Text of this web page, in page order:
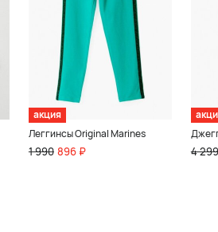
акция
Леггинсы Original Marines
1 990 896 ₽ 4 299